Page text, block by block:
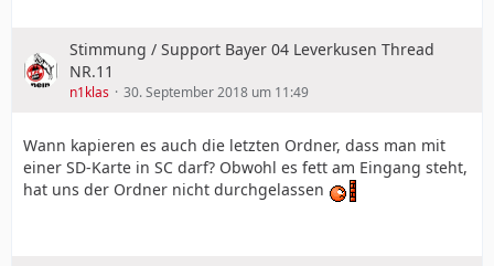
Stimmung / Support Bayer 04 Leverkusen Thread
NR.11
n1klas 30. September 2018 um 11:49
Wann kapieren es auch die letzten Ordner, dass man mit
einer SD-Karte in SC darf? Obwohl es fett am Eingang steht,
hat uns der Ordner nicht durchgelassen